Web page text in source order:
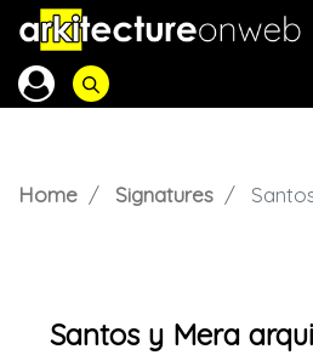
Home Signatures
Santos y Mera